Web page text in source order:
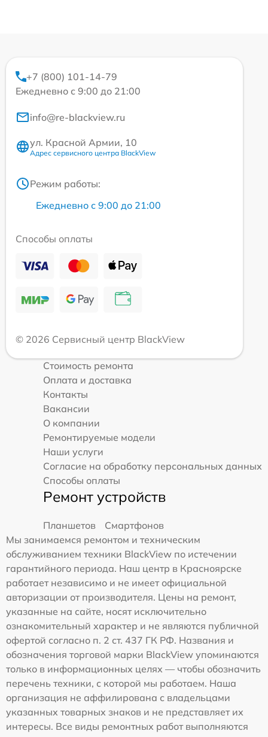
+7 (800) 101-14-79
Ежедневно с 9:00 до 21:00
info@re-blackview.ru
ул. Красной Армии, 10
Адрес сервисного центра BlackView
Режим работы:
Ежедневно с 9:00 до 21:00
Способы оплаты
© 2026 Сервисный центр BlackView
Стоимость ремонта
Оплата и доставка
Контакты
Вакансии
О компании
Ремонтируемые модели
Наши услуги
Согласие на обработку персональных данных
Способы оплаты
Ремонт устройств
Планшетов
Смартфонов
Мы занимаемся ремонтом и техническим
обслуживанием техники BlackView по истечении
гарантийного периода. Наш центр в Красноярске
работает независимо и не имеет официальной
авторизации от производителя. Цены на ремонт,
указанные на сайте, носят исключительно
ознакомительный характер и не являются публичной
офертой согласно п. 2 ст. 437 ГК РФ. Названия и
обозначения торговой марки BlackView упоминаются
только в информационных целях — чтобы обозначить
перечень техники, с которой мы работаем. Наша
организация не аффилирована с владельцами
указанных товарных знаков и не представляет их
интересы. Все виды ремонтных работ выполняются